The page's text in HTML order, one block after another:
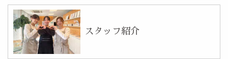
スタッフ紹介